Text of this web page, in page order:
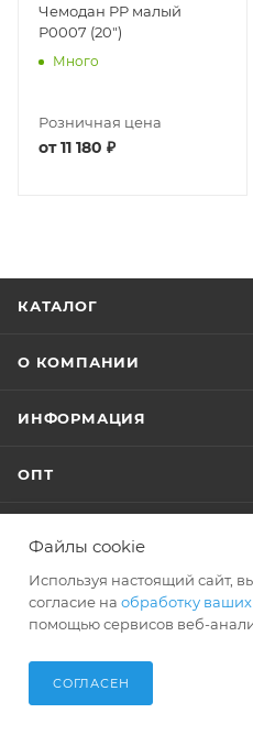
Чемодан PP малый
Р0007 (20")
Много
Розничная цена
от11 180 ₽
КАТАЛОГ
О КОМПАНИИ
ИНФОРМАЦИЯ
ОПТ
Файлы cookie
Используя настоящий сайт,
согласие на обработку
помощью сервисов веб-
СОГЛАСЕН